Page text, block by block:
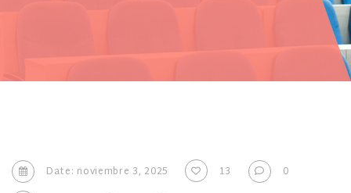
Date: noviembre 3, 2025 13
0